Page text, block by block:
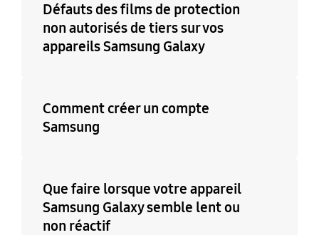
Défauts des films de protection
non autorisés de tiers sur vos
appareils Samsung Galaxy
Comment créer un compte
Samsung
Que faire lorsque votre appareil
Samsung Galaxy semble lent ou
non réactif